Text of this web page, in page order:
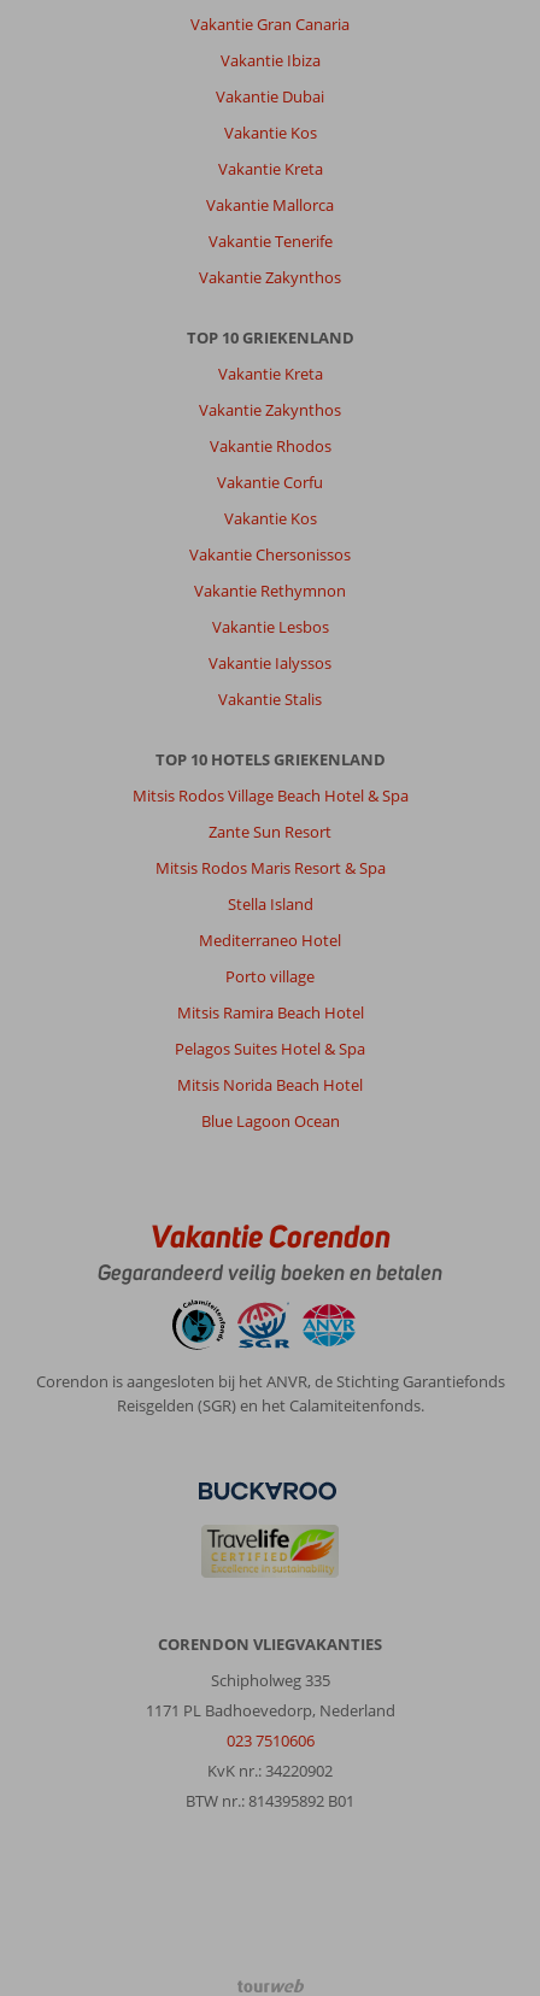
Vakantie Gran Canaria
Vakantie Ibiza
Vakantie Dubai
Vakantie Kos
Vakantie Kreta
Vakantie Mallorca
Vakantie Tenerife
Vakantie Zakynthos
TOP 10 GRIEKENLAND
Vakantie Kreta
Vakantie Zakynthos
Vakantie Rhodos
Vakantie Corfu
Vakantie Kos
Vakantie Chersonissos
Vakantie Rethymnon
Vakantie Lesbos
Vakantie Ialyssos
Vakantie Stalis
TOP 10 HOTELS GRIEKENLAND
Mitsis Rodos Village Beach Hotel & Spa
Zante Sun Resort
Mitsis Rodos Maris Resort & Spa
Stella Island
Mediterraneo Hotel
Porto village
Mitsis Ramira Beach Hotel
Pelagos Suites Hotel & Spa
Mitsis Norida Beach Hotel
Blue Lagoon Ocean
Vakantie Corendon
Gegarandeerd veilig boeken en betalen
Corendon is aangesloten bij het ANVR, de Stichting Garantiefonds
Reisgelden (SGR) en het Calamiteitenfonds.
CORENDON VLIEGVAKANTIES
Schipholweg 335
1171 PL Badhoevedorp, Nederland
023 7510606
KvK nr.: 34220902
BTW nr.: 814395892 B01
TourWeb